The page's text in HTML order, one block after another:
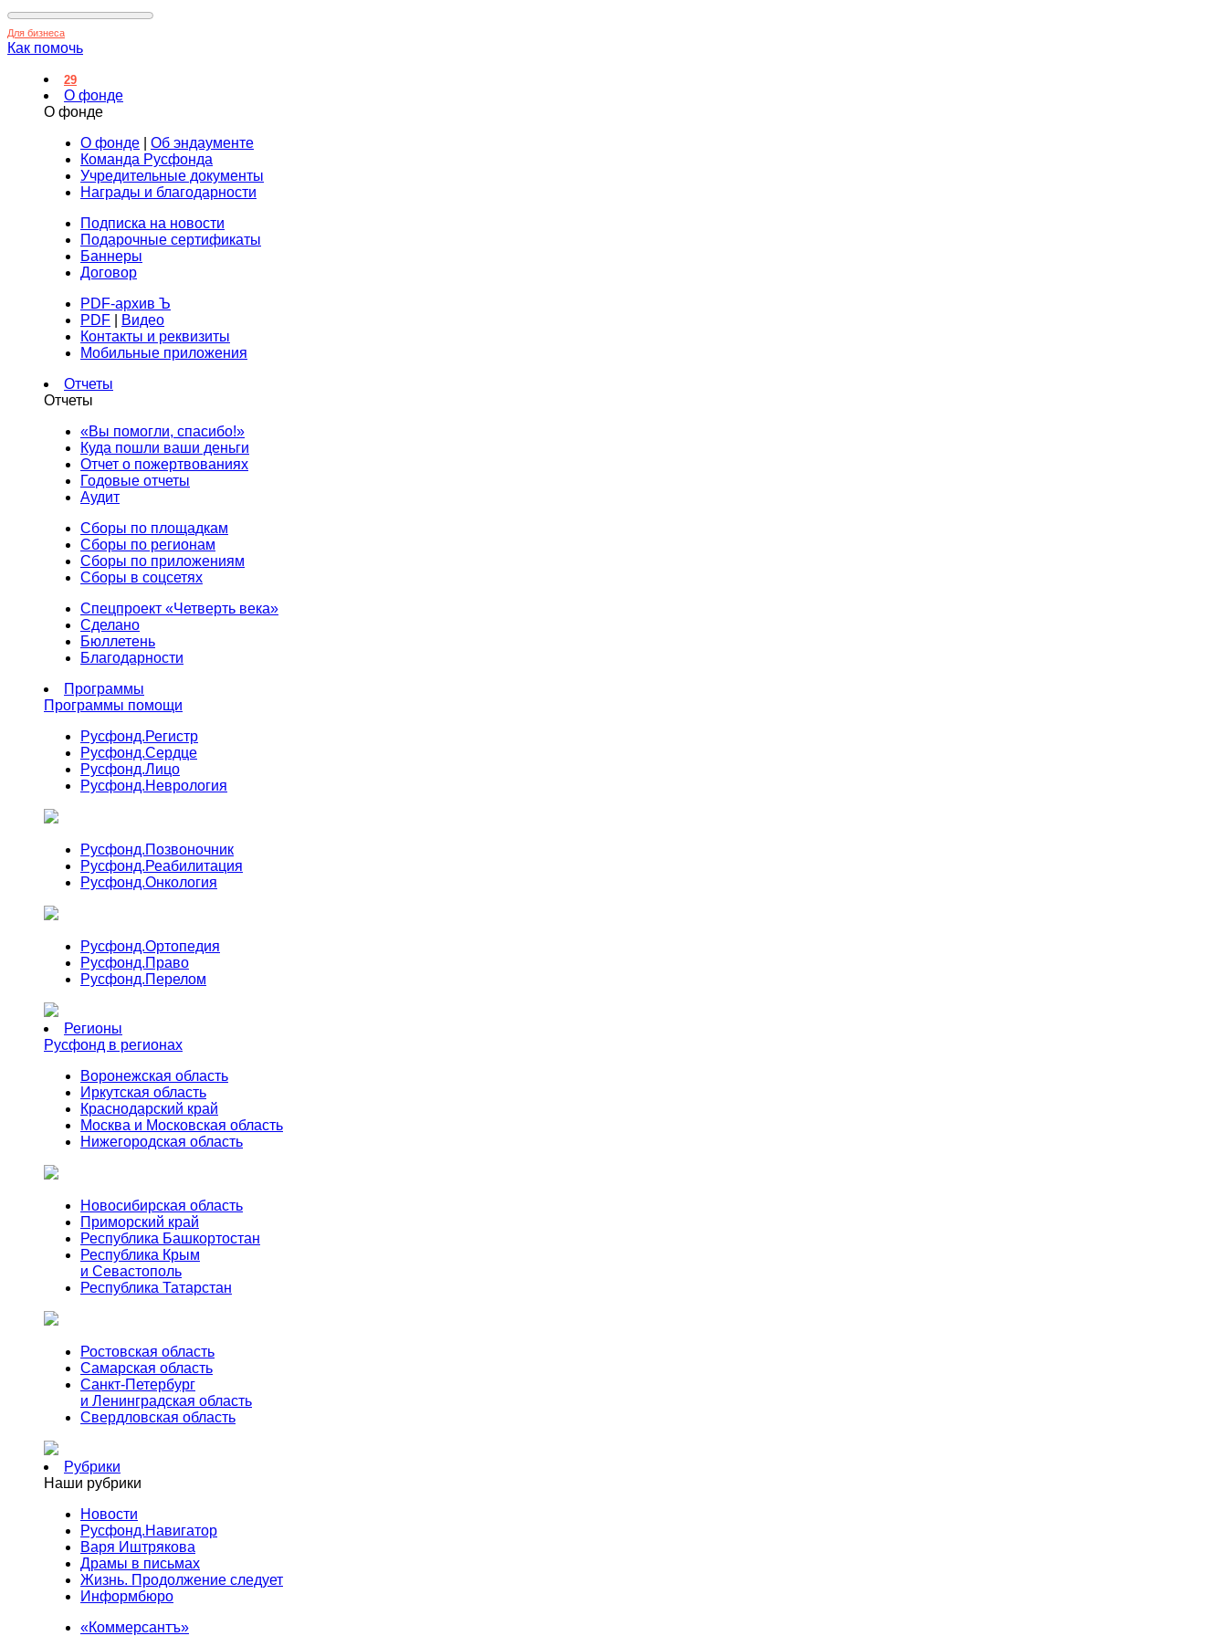
Для бизнеса
Как помочь
29
О фонде
О фонде
О фонде
Об эндаументе
Команда Русфонда
Учредительные документы
Награды и благодарности
Подписка на новости
Подарочные сертификаты
Баннеры
Договор
PDF-архив Ъ
PDF
Видео
Контакты и реквизиты
Мобильные приложения
Отчеты
Отчеты
«Вы помогли, спасибо!»
Куда пошли ваши деньги
Отчет о пожертвованиях
Годовые отчеты
Аудит
Сборы по площадкам
Сборы по регионам
Сборы по приложениям
Сборы в соцсетях
Спецпроект «Четверть века»
Сделано
Бюллетень
Благодарности
Программы
Программы помощи
Русфонд.Регистр
Русфонд.Сердце
Русфонд.Лицо
Русфонд.Неврология
Русфонд.Позвоночник
Русфонд.Реабилитация
Русфонд.Онкология
Русфонд.Ортопедия
Русфонд.Право
Русфонд.Перелом
Регионы
Русфонд в регионах
Воронежская область
Иркутская область
Краснодарский край
Москва и Московская область
Нижегородская область
Новосибирская область
Приморский край
Республика Башкортостан
Республика Крым
и Севастополь
Республика Татарстан
Ростовская область
Самарская область
Санкт-Петербург
и Ленинградская область
Свердловская область
Рубрики
Наши рубрики
Новости
Русфонд.Навигатор
Варя Иштрякова
Драмы в письмах
Жизнь. Продолжение следует
Информбюро
«Коммерсантъ»